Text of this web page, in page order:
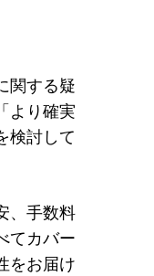
関する疑
より確実
検討して
、手数料
てカバー
をお届け